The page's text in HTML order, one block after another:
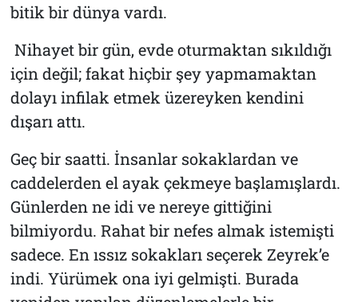
bitik bir dünya vardı.
Nihayet bir gün, evde oturmaktan sıkıldığı
için değil; fakat hiçbir şey yapmamaktan
dolayı infilak etmek üzereyken kendini
dışarı attı.
Geç bir saatti. İnsanlar sokaklardan ve
caddelerden el ayak çekmeye başlamışlardı.
Günlerden ne idi ve nereye gittiğini
bilmiyordu. Rahat bir nefes almak istemişti
sadece. En ıssız sokakları seçerek Zeyrek’e
indi. Yürümek ona iyi gelmişti. Burada